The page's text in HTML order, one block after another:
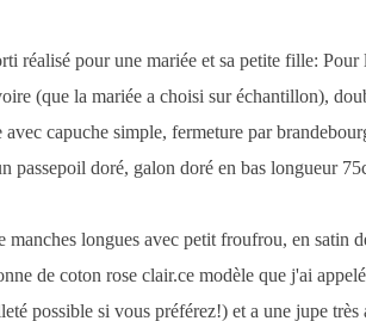
réalisé pour une mariée et sa petite fille: Pour
(que la mariée a choisi sur échantillon),
capuche simple, fermeture par
passepoil doré, galon doré en bas longueur
manches longues avec petit froufrou, en satin
de coton rose clair.ce modèle que j'ai
possible si vous préférez!) et a une jupe très